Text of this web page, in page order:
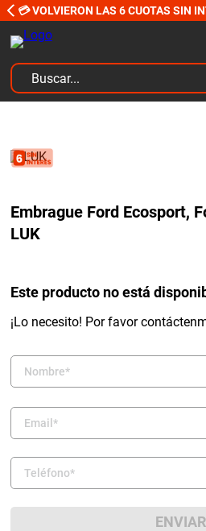
💳 VOLVIERON LAS 6 CUOTAS SIN
Buscar...
Embrague Ford Ecosport,
LUK
Este producto no está
¡Lo necesito! Por favor
ENVIAR
2.
amortiguadores
4.
amortiguador